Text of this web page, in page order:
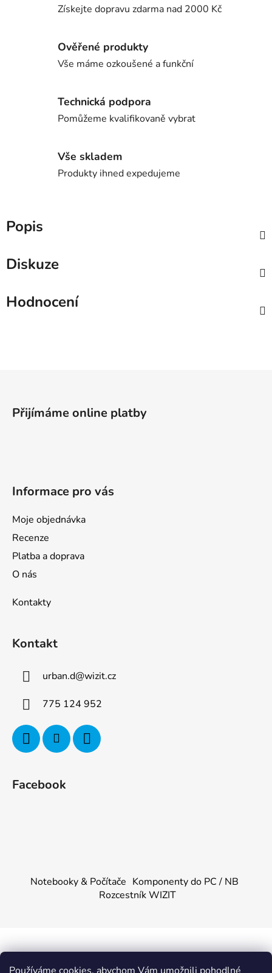
Získejte dopravu zdarma nad 2000 Kč
Ověřené produkty
Vše máme ozkoušené a funkční
Technická podpora
Pomůžeme kvalifikovaně vybrat
Vše skladem
Produkty ihned expedujeme
Popis
Diskuze
Hodnocení
Přijímáme online platby
Informace pro vás
Moje objednávka
Recenze
Platba a doprava
O nás
Kontakty
Kontakt
urban.d@wizit.cz
775 124 952
Facebook
Notebooky & Počítače Komponenty do PC / NB
Rozcestník WIZIT